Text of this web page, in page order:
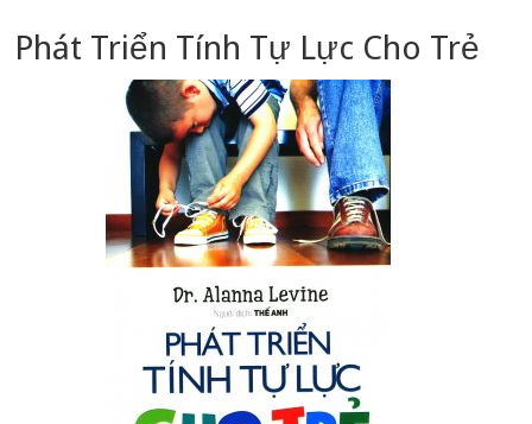
Phát Triển Tính Tự Lực Cho Trẻ